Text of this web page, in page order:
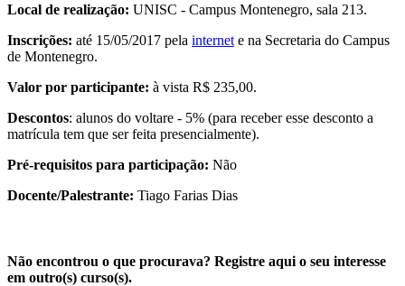
Local de realização: UNISC - Campus Montenegro, sala 213.
Inscrições: até 15/05/2017 pela internet e na Secretaria do Campus
de Montenegro.
Valor por participante: à vista R$ 235,00.
Descontos: alunos do voltare - 5% (para receber esse desconto a
matrícula tem que ser feita presencialmente).
Pré-requisitos para participação: Não
Docente/Palestrante: Tiago Farias Dias
Não encontrou o que procurava? Registre aqui o seu interesse
em outro(s) curso(s).